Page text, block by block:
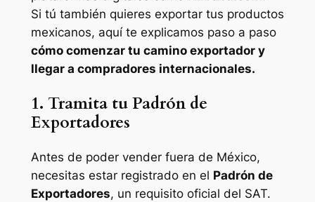
Si tú también quieres exportar tus productos
mexicanos, aquí te explicamos paso a paso
cómo comenzar tu camino exportador y
llegar a compradores internacionales.
1. Tramita tu Padrón de
Exportadores
Antes de poder vender fuera de México,
necesitas estar registrado en el Padrón de
Exportadores, un requisito oficial del SAT.